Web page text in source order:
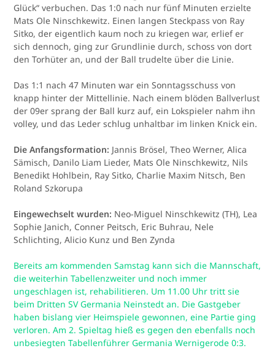
Glück“ verbuchen. Das 1:0 nach nur fünf Minuten erzielte
Mats Ole Ninschkewitz. Einen langen Steckpass von Ray
Sitko, der eigentlich kaum noch zu kriegen war, erlief er
sich dennoch, ging zur Grundlinie durch, schoss von dort
den Torhüter an, und der Ball trudelte über die Linie.
Das 1:1 nach 47 Minuten war ein Sonntagsschuss von
knapp hinter der Mittellinie. Nach einem blöden Ballverlust
der 09er sprang der Ball kurz auf, ein Lokspieler nahm ihn
volley, und das Leder schlug unhaltbar im linken Knick ein.
Die Anfangsformation: Jannis Brösel, Theo Werner, Alica
Sämisch, Danilo Liam Lieder, Mats Ole Ninschkewitz, Nils
Benedikt Hohlbein, Ray Sitko, Charlie Maxim Nitsch, Ben
Roland Szkorupa
Eingewechselt wurden: Neo-Miguel Ninschkewitz (TH), Lea
Sophie Janich, Conner Peitsch, Eric Buhrau, Nele
Schlichting, Alicio Kunz und Ben Zynda
Bereits am kommenden Samstag kann sich die Mannschaft,
die weiterhin Tabellenzweiter und noch immer
ungeschlagen ist, rehabilitieren. Um 11.00 Uhr tritt sie
beim Dritten SV Germania Neinstedt an. Die Gastgeber
haben bislang vier Heimspiele gewonnen, eine Partie ging
verloren. Am 2. Spieltag hieß es gegen den ebenfalls noch
unbesiegten Tabellenführer Germania Wernigerode 0:3.